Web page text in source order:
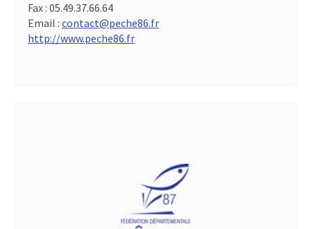
Fax : 05.49.37.66.64
Email : contact@peche86.fr
http://www.peche86.fr